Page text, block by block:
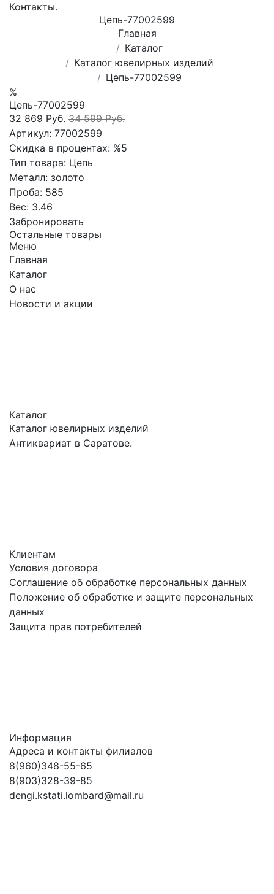
Контакты.
Цепь-77002599
Главная
Каталог
Каталог ювелирных изделий
Цепь-77002599
%
Цепь-77002599
32 869 Руб. 34 599 Руб.
Артикул: 77002599
Скидка в процентах: %5
Тип товара: Цепь
Металл: золото
Проба: 585
Вес: 3.46
Забронировать
Остальные товары
Меню
Главная
Каталог
О нас
Новости и акции
Каталог
Каталог ювелирных изделий
Антиквариат в Саратове.
Клиентам
Условия договора
Соглашение об обработке персональных данных
Положение об обработке и защите персональных
данных
Защита прав потребителей
Информация
Адреса и контакты филиалов
8(960)348-55-65
8(903)328-39-85
dengi.kstati.lombard@mail.ru